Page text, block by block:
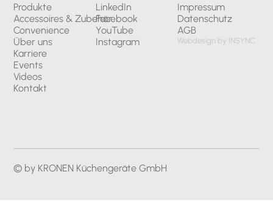
© by KRONEN Küchengeräte GmbH
Produkte
Accessoires & Zubehör
Convenience
Über uns
Karriere
Events
Videos
Kontakt
LinkedIn
Facebook
YouTube
Instagram
Impressum
Datenschutz
AGB
Webdesign by INSYNC